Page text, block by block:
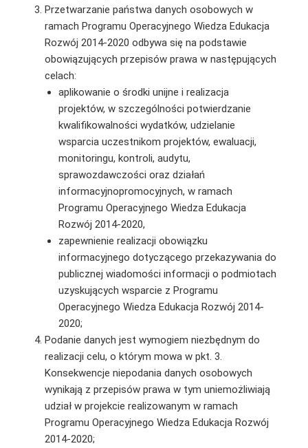
Przetwarzanie państwa danych osobowych w
ramach Programu Operacyjnego Wiedza Edukacja
Rozwój 2014-2020 odbywa się na podstawie
obowiązujących przepisów prawa w następujących
celach:
aplikowanie o środki unijne i realizacja
projektów, w szczególności potwierdzanie
kwalifikowalności wydatków, udzielanie
wsparcia uczestnikom projektów, ewaluacji,
monitoringu, kontroli, audytu,
sprawozdawczości oraz działań
informacyjnopromocyjnych, w ramach
Programu Operacyjnego Wiedza Edukacja
Rozwój 2014-2020,
zapewnienie realizacji obowiązku
informacyjnego dotyczącego przekazywania do
publicznej wiadomości informacji o podmiotach
uzyskujących wsparcie z Programu
Operacyjnego Wiedza Edukacja Rozwój 2014-
2020;
Podanie danych jest wymogiem niezbędnym do
realizacji celu, o którym mowa w pkt. 3.
Konsekwencje niepodania danych osobowych
wynikają z przepisów prawa w tym uniemożliwiają
udział w projekcie realizowanym w ramach
Programu Operacyjnego Wiedza Edukacja Rozwój
2014-2020;